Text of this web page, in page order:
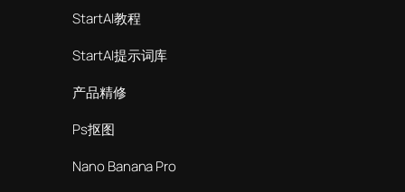
StartAI教程
StartAI提示词库
产品精修
Ps抠图
Nano Banana Pro